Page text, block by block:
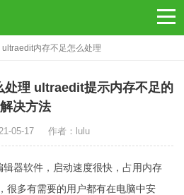
ultraedit内存不足怎么处理
理 ultraedit提示内存不足的
解决方法
05-17 作者：lulu
器软件，启动速度很快，占用内存
很多有需要的用户都有在电脑中安